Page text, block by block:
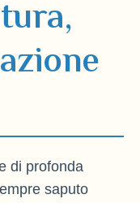
di profonda
saputo